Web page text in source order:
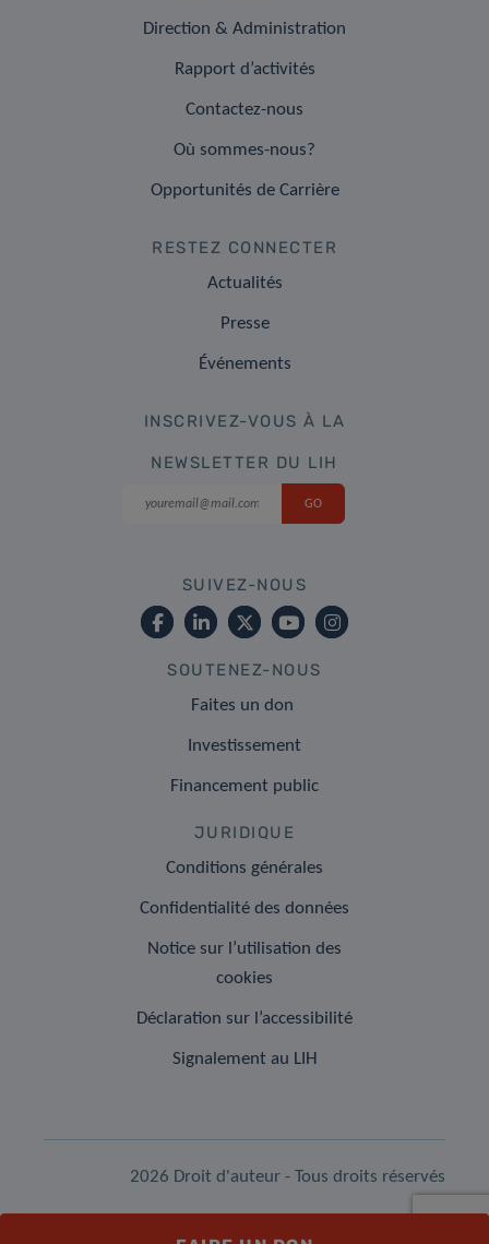
Direction & Administration
Rapport d’activités
Contactez-nous
Où sommes-nous?
Opportunités de Carrière
RESTEZ CONNECTER
Actualités
Presse
Événements
INSCRIVEZ-VOUS À LA
NEWSLETTER DU LIH
SUIVEZ-NOUS
SOUTENEZ-NOUS
Faites un don
Investissement
Financement public
JURIDIQUE
Conditions générales
Confidentialité des données
Notice sur l’utilisation des
cookies
Déclaration sur l’accessibilité
Signalement au LIH
2026 Droit d'auteur - Tous droits réservés